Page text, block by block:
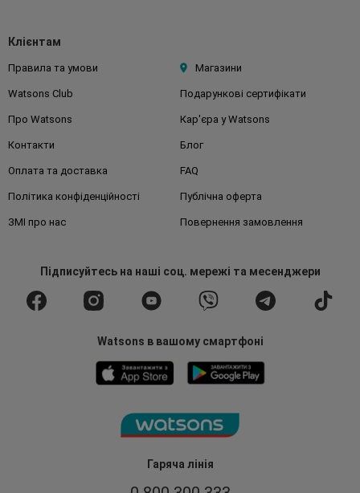
Гаряча лінія
Клієнтам
Правила та умови Магазини
Watsons Club Подарункові сертифікати
Про Watsons Кар'єра у Watsons
Контакти Блог
Оплата та доставка FAQ
Політика конфіденційності Публічна оферта
ЗМІ про нас Повернення замовлення
Підписуйтесьна наші соц. мережі та месенджери
Watsons в вашому смартфоні